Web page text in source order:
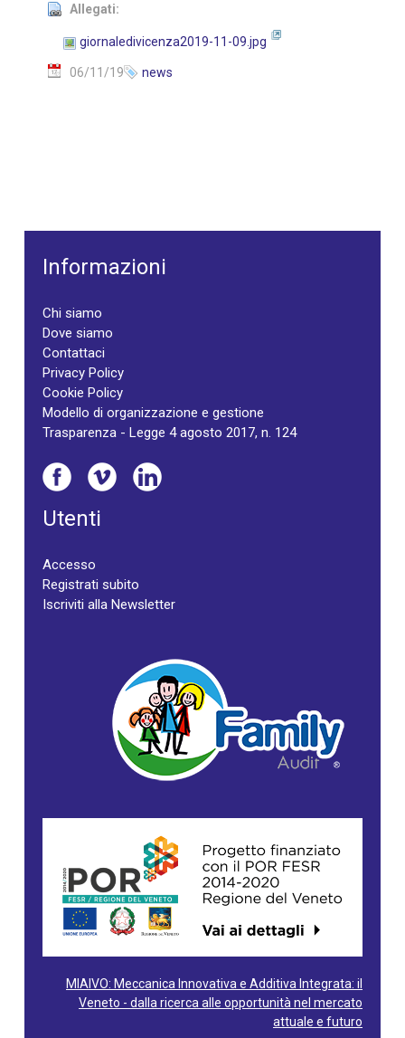
Allegati:
giornaledivicenza2019-11-09.jpg
06/11/19 news
Informazioni
Chi siamo
Dove siamo
Contattaci
Privacy Policy
Cookie Policy
Modello di organizzazione e gestione
Trasparenza - Legge 4 agosto 2017, n. 124
Utenti
Accesso
Registrati subito
Iscriviti alla Newsletter
MIAIVO: Meccanica Innovativa e Additiva Integrata: il
Veneto - dalla ricerca alle opportunità nel mercato
attuale e futuro